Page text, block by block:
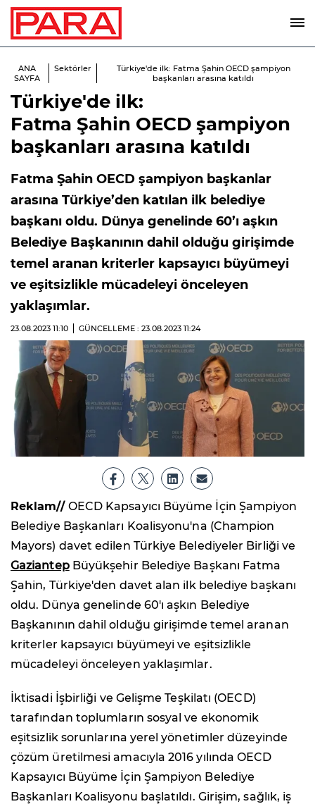
ANA
SAYFA
Sektörler
Türkiye'de ilk: Fatma Şahin OECD şampiyon
başkanları arasına katıldı
Türkiye'de ilk:
Fatma Şahin OECD şampiyon
başkanları arasına katıldı
Fatma Şahin OECD şampiyon başkanlar
arasına Türkiye’den katılan ilk belediye
başkanı oldu. Dünya genelinde 60’ı aşkın
Belediye Başkanının dahil olduğu girişimde
temel aranan kriterler kapsayıcı büyümeyi
ve eşitsizlikle mücadeleyi önceleyen
yaklaşımlar.
23.08.2023 11:10 GÜNCELLEME : 23.08.2023 11:24
Reklam// OECD Kapsayıcı Büyüme İçin Şampiyon
Belediye Başkanları Koalisyonu'na (Champion
Mayors) davet edilen Türkiye Belediyeler Birliği ve
GaziantepBüyükşehir Belediye Başkanı Fatma
Şahin, Türkiye'den davet alan ilk belediye başkanı
oldu. Dünya genelinde 60'ı aşkın Belediye
Başkanının dahil olduğu girişimde temel aranan
kriterler kapsayıcı büyümeyi ve eşitsizlikle
mücadeleyi önceleyen yaklaşımlar.
İktisadi İşbirliği ve Gelişme Teşkilatı (OECD)
tarafından toplumların sosyal ve ekonomik
eşitsizlik sorunlarına yerel yönetimler düzeyinde
çözüm üretilmesi amacıyla 2016 yılında OECD
Kapsayıcı Büyüme İçin Şampiyon Belediye
Başkanları Koalisyonu başlatıldı. Girişim, sağlık, iş